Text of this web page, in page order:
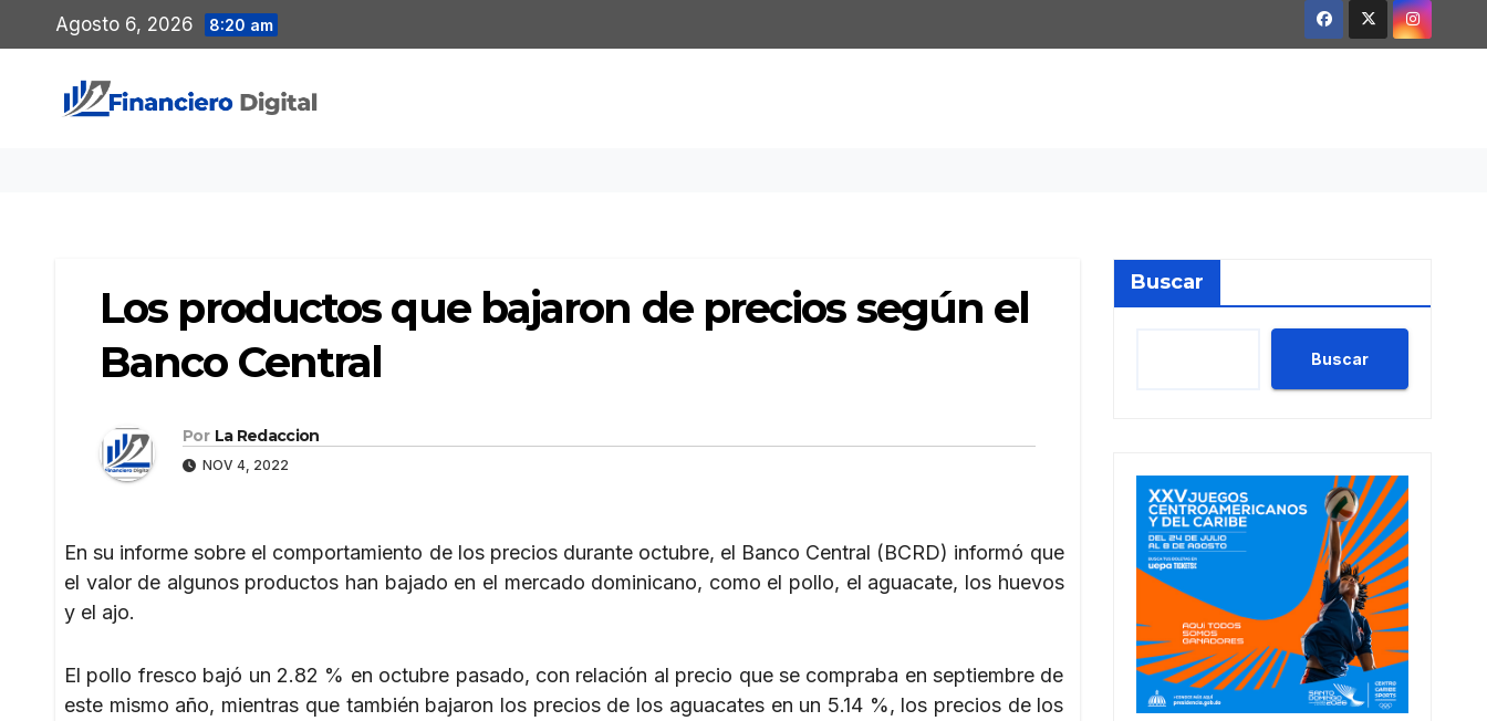
al
contenido
Agosto 6, 2026 8:20 am
Los productos que bajaron de precios según el
Banco Central
Por La Redaccion
NOV 4, 2022
En su informe sobre el comportamiento de los precios durante octubre, el Banco Central (BCRD) informó que
el valor de algunos productos han bajado en el mercado dominicano, como el pollo, el aguacate, los huevos
y el ajo.
El pollo fresco bajó un 2.82 % en octubre pasado, con relación al precio que se compraba en septiembre de
este mismo año, mientras que también bajaron los precios de los aguacates en un 5.14 %, los precios de los
Buscar
Buscar